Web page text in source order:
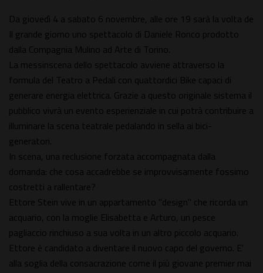
Da giovedì 4 a sabato 6 novembre, alle ore 19 sarà la volta de
Il grande giorno uno spettacolo di Daniele Ronco prodotto
dalla Compagnia Mulino ad Arte di Torino.
La messinscena dello spettacolo avviene attraverso la
formula del Teatro a Pedali con quattordici Bike capaci di
generare energia elettrica. Grazie a questo originale sistema il
pubblico vivrà un evento esperienziale in cui potrà contribuire a
illuminare la scena teatrale pedalando in sella ai bici-
generatori.
In scena, una reclusione forzata accompagnata dalla
domanda: che cosa accadrebbe se improvvisamente fossimo
costretti a rallentare?
Ettore Stein vive in un appartamento "design" che ricorda un
acquario, con la moglie Elisabetta e Arturo, un pesce
pagliaccio rinchiuso a sua volta in un altro piccolo acquario.
Ettore è candidato a diventare il nuovo capo del governo. E'
alla soglia della consacrazione come il più giovane premier mai